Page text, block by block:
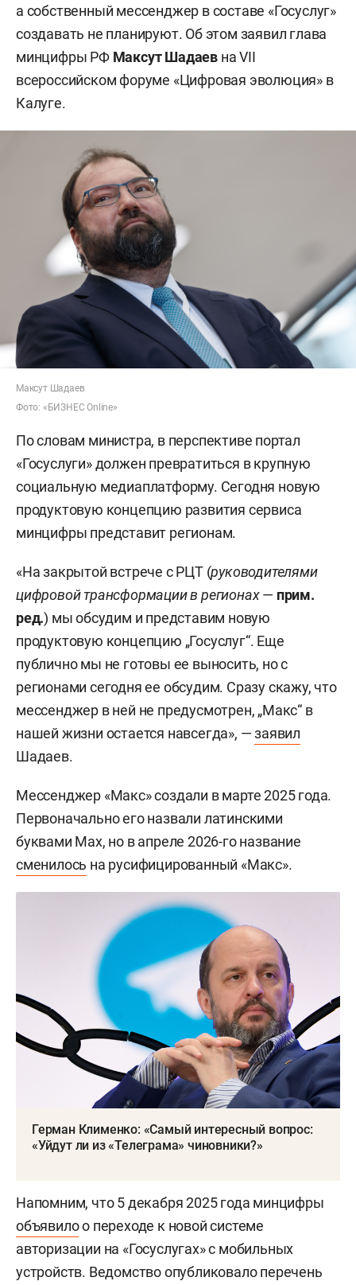
а собственный мессенджер в составе «Госуслуг»
создавать не планируют. Об этом заявил глава
минцифры РФ Максут Шадаев на VII
всероссийском форуме «Цифровая эволюция» в
Калуге.
Максут Шадаев
Фото: «БИЗНЕС Online»
По словам министра, в перспективе портал
«Госуслуги» должен превратиться в крупную
социальную медиаплатформу. Сегодня новую
продуктовую концепцию развития сервиса
минцифры представит регионам.
«На закрытой встрече с РЦТ (руководителями
цифровой трансформации в регионах— прим.
ред.) мы обсудим и представим новую
продуктовую концепцию „Госуслуг“. Еще
публично мы не готовы ее выносить, но с
регионами сегодня ее обсудим. Сразу скажу, что
мессенджер в ней не предусмотрен, „Макс“ в
нашей жизни остается навсегда», —заявил
Шадаев.
Мессенджер «Макс» создали в марте 2025 года.
Первоначально его назвали латинскими
буквами Max, но в апреле 2026-го название
сменилось на русифицированный «Макс».
Герман Клименко: «Самый интересный вопрос:
«Уйдут ли из «Телеграма» чиновники?»
Напомним, что 5 декабря 2025 года минцифры
объявилоо переходе к новой системе
авторизации на «Госуслугах» с мобильных
устройств. Ведомство опубликовало перечень